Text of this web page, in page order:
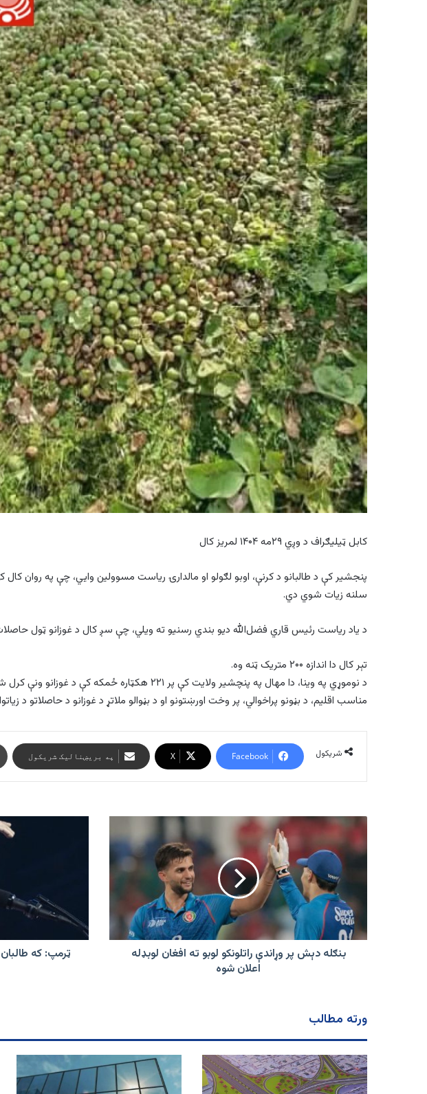
کابل ټیلیګراف د وږي ۲۹مه ۱۴۰۴ لمریز کال
سلنه زیات شوي دي.
د یاد ریاست رئیس قاري فضل‌الله دیو بندي رسنیو ته ویلي، چې سږ کال د غوزانو ټول حاصلات ۲۳۰ متریک ټنو ته
تېر کال دا اندازه ۲۰۰ متریک ټنه وه.
د نوموړي په وینا، دا مهال په پنچشیر ولایت کې پر ۲۲۱ هکټاره ځمکه کې د غوزانو ونې کرل شوې دي.
مناسب اقلیم، د بڼونو پراخوالي، پر وخت اورښتونو او د بڼوالو ملاتړ د غوزانو د حاصلاتو د
شریکول Facebook
X په بریښنالیک شریکول
بنګله
پر
لوبو
افغان
لوبډله
بنګله دېش پر وړاندې راتلونکو لوبو ته افغان لوبډله
اعلان شوه
سپاري،
نو
بده
ټرمپ: که
ورته مطالب